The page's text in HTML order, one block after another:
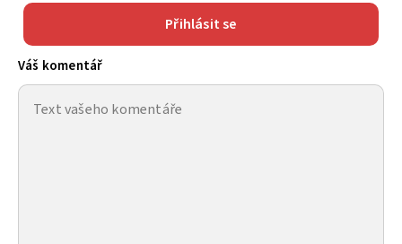
Přihlásit se
Váš komentář